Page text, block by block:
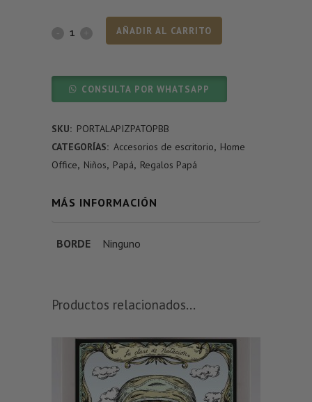
AÑADIR AL CARRITO
CONSULTA POR WHATSAPP
SKU: PORTALAPIZPATOPBB
CATEGORÍAS: Accesorios de escritorio, Home
Office, Niños, Papá, Regalos Papá
MÁS INFORMACIÓN
BORDE Ninguno
Productos relacionados...